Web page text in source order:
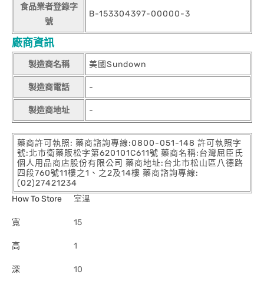
食品業者登錄字
號
B-153304397-00000-3
廠商資訊
製造商名稱 美國Sundown
製造商電話 -
製造商地址 -
藥商許可執照: 藥商諮詢專線:0800-051-148 許可執照字
號:北市衛藥販松字第620101C611號 藥商名稱:台灣屈臣氏
個人用品商店股份有限公司 藥商地址:台北市松山區八德路
四段760號11樓之1、之2及14樓 藥商諮詢專線:
(02)27421234
How To Store
室溫
寬 15
高 1
深 10